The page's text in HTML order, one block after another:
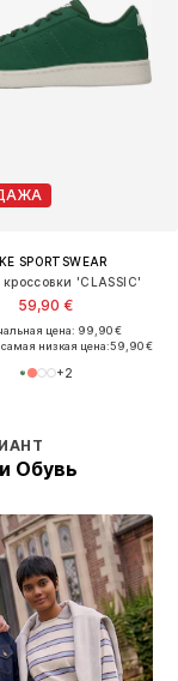
SPORTSWEAR
'CLASSIC'
59,90 €
цена: 99,90 €
низкая цена:59,90 €
+2
Обувь